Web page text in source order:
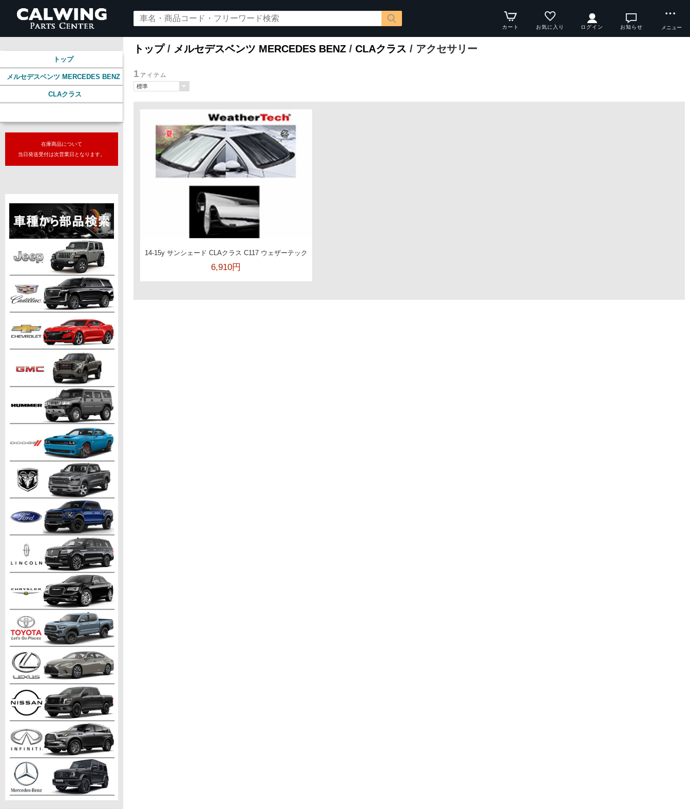
カート お気に入り ログイン お知らせ メニュー
トップ
メルセデスベンツ MERCEDES BENZ
CLAクラス
在庫商品について
当日発送受付は次営業日となります。
トップ/ メルセデスベンツ MERCEDES BENZ / CLAクラス / アクセサリー
1 アイテム
14-15y サンシェード CLAクラス C117 ウェザーテック
6,910円